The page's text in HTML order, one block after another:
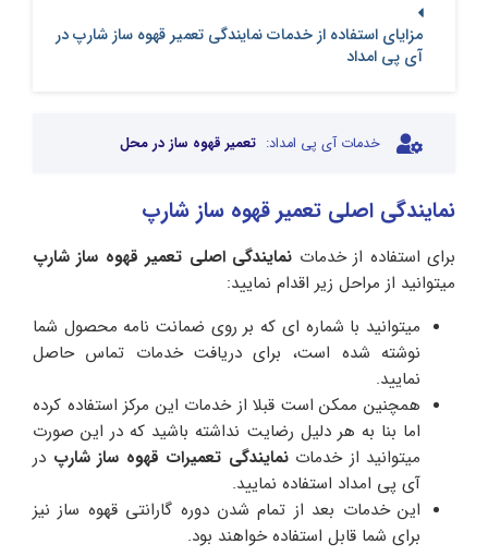
مزایای استفاده از خدمات نمایندگی تعمیر قهوه ساز شارپ در
آی پی امداد
خدمات آی پی امداد: تعمیر قهوه ساز در محل
نمایندگی اصلی تعمیر قهوه ساز شارپ
برای استفاده از خدمات نمایندگی اصلی تعمیر قهوه ساز شارپ
میتوانید از مراحل زیر اقدام نمایید:
میتوانید با شماره ای که بر روی ضمانت نامه محصول شما
نوشته شده است، برای دریافت خدمات تماس حاصل
نمایید.
همچنین ممکن است قبلا از خدمات این مرکز استفاده کرده
اما بنا به هر دلیل رضایت نداشته باشید که در این صورت
میتوانید از خدماتنمایندگی تعمیرات قهوه ساز شارپ در
آی پی امداد استفاده نمایید.
این خدمات بعد از تمام شدن دوره گارانتی قهوه ساز نیز
برای شما قابل استفاده خواهند بود.